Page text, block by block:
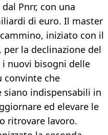
Pnrr, con una
di euro. Il master
iniziato con il
per la declinazione del
i nuovi bisogni delle
convinte che
siano indispensabili in
ed elevare le
ritrovare lavoro.